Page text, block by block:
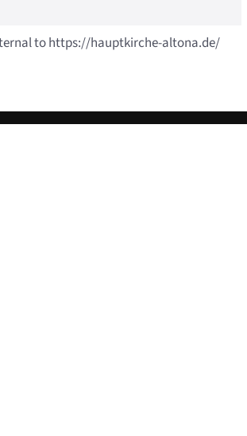
to https://hauptkirche-altona.de/